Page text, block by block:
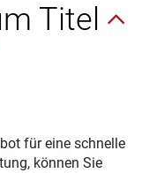
Titel
für eine schnelle
können Sie